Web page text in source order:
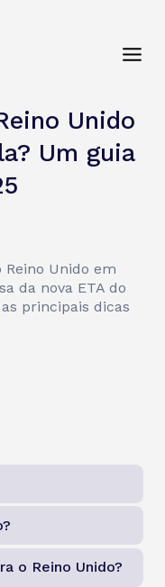
Unido
Um guia
Unido em
da nova ETA do
principais dicas
o Reino Unido?